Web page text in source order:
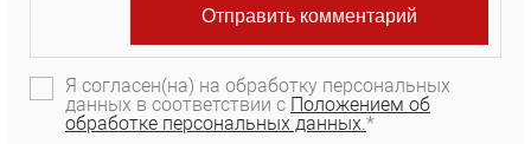
Я согласен(на) на обработку персональных
данных в соответствии с Положением об
обработке персональных данных.*